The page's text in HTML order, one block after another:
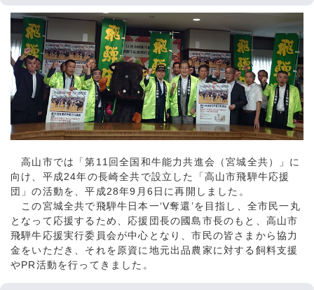
高山市では「第11回全国和牛能力共進会（宮城全共）」に
向け、平成24年の長崎全共で設立した「高山市飛騨牛応援
団」の活動を、平成28年9月6日に再開しました。
この宮城全共で飛騨牛日本一‘V奪還’を目指し、全市民一丸
となって応援するため、応援団長の國島市長のもと、高山市
飛騨牛応援実行委員会が中心となり、市民の皆さまから協力
金をいただき、それを原資に地元出品農家に対する飼料支援
やPR活動を行ってきました。